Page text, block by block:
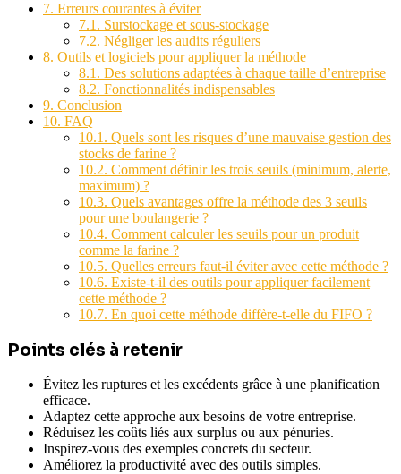
7. Erreurs courantes à éviter
7.1. Surstockage et sous-stockage
7.2. Négliger les audits réguliers
8. Outils et logiciels pour appliquer la méthode
8.1. Des solutions adaptées à chaque taille d’entreprise
8.2. Fonctionnalités indispensables
9. Conclusion
10. FAQ
10.1. Quels sont les risques d’une mauvaise gestion des
stocks de farine ?
10.2. Comment définir les trois seuils (minimum, alerte,
maximum) ?
10.3. Quels avantages offre la méthode des 3 seuils
pour une boulangerie ?
10.4. Comment calculer les seuils pour un produit
comme la farine ?
10.5. Quelles erreurs faut-il éviter avec cette méthode ?
10.6. Existe-t-il des outils pour appliquer facilement
cette méthode ?
10.7. En quoi cette méthode diffère-t-elle du FIFO ?
Points clés à retenir
Évitez les ruptures et les excédents grâce à une planification
efficace.
Adaptez cette approche aux besoins de votre entreprise.
Réduisez les coûts liés aux surplus ou aux pénuries.
Inspirez-vous des exemples concrets du secteur.
Améliorez la productivité avec des outils simples.